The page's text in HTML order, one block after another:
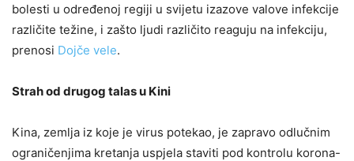
bolesti u određenoj regiji u svijetu izazove valove infekcije
različite težine, i zašto ljudi različito reaguju na infekciju,
prenosi Dojče vele.
Strah od drugog talas u Kini
Kina, zemlja iz koje je virus potekao, je zapravo odlučnim
ograničenjima kretanja uspjela staviti pod kontrolu korona-